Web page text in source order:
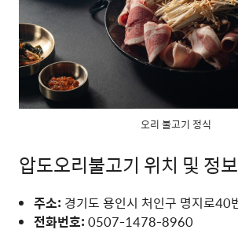
오리 불고기 정식
압도오리불고기 위치 및 정보
주소: 경기도 용인시 처인구 명지로40
전화번호: 0507-1478-8960